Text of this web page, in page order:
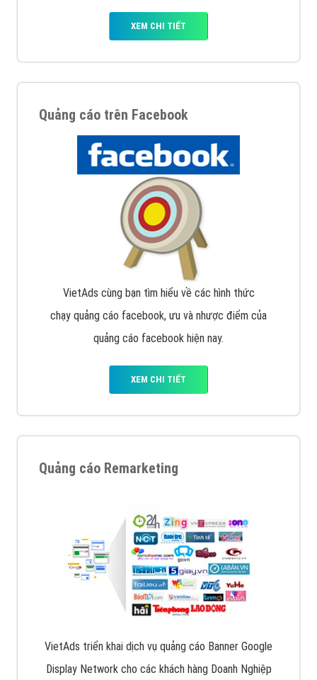
XEM CHI TIẾT
Quảng cáo trên Facebook
VietAds cùng bạn tìm hiểu về các hình thức
chạy quảng cáo facebook, ưu và nhược điểm của
quảng cáo facebook hiện nay.
XEM CHI TIẾT
Quảng cáo Remarketing
VietAds triển khai dịch vụ quảng cáo Banner Google
Display Network cho các khách hàng Doanh Nghiệp